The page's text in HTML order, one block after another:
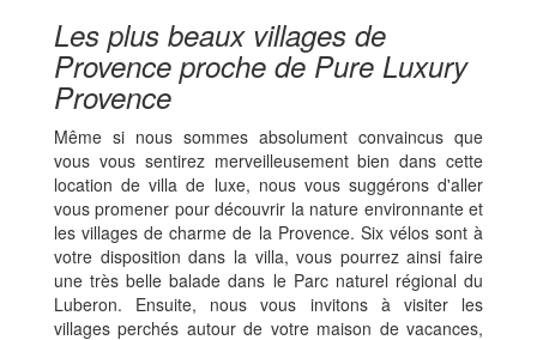
Les plus beaux villages de
Provence proche de Pure Luxury
Provence
Même si nous sommes absolument convaincus que
vous vous sentirez merveilleusement bien dans cette
location de villa de luxe, nous vous suggérons d'aller
vous promener pour découvrir la nature environnante et
les villages de charme de la Provence. Six vélos sont à
votre disposition dans la villa, vous pourrez ainsi faire
une très belle balade dans le Parc naturel régional du
Luberon. Ensuite, nous vous invitons à visiter les
villages perchés autour de votre maison de vacances,